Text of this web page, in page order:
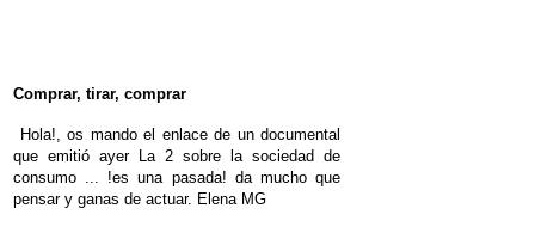
Comprar, tirar, comprar
Hola!,
os mando el enlace de un documental
que emitió ayer La 2 sobre la sociedad de
consumo ... !es una pasada! da mucho que
pensar y ganas de actuar. Elena MG